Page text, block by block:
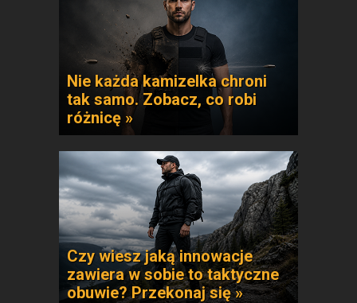
Nie każda kamizelka chroni
tak samo. Zobacz, co robi
różnicę »
Czy wiesz jaką innowacje
zawiera w sobie to taktyczne
obuwie? Przekonaj się »